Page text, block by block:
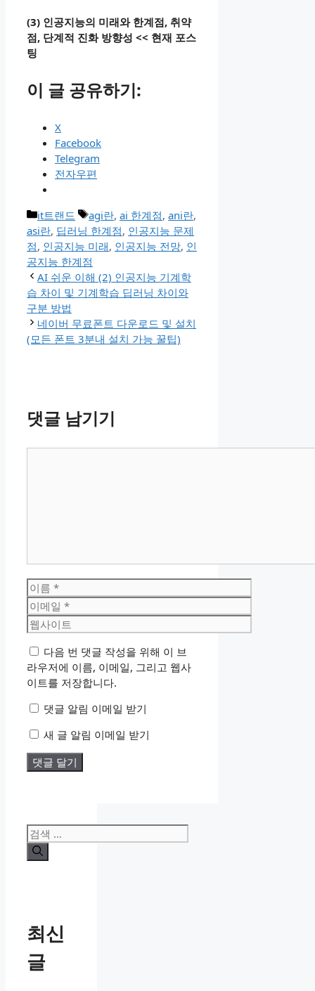
(3) 인공지능의 미래와 한계점, 취약
점, 단계적 진화 방향성 << 현재 포스
팅
이 글 공유하기:
X
Facebook
Telegram
전자우편
카
테
고
리
it트랜드
태
그
agi란, ai 한계점, ani란,
asi란, 딥러닝 한계점, 인공지능 문제
점, 인공지능 미래, 인공지능 전망, 인
공지능 한계점
AI 쉬운 이해 (2) 인공지능 기계학
습 차이 및 기계학습 딥러닝 차이와
구분 방법
네이버 무료폰트 다운로드 및 설치
(모든 폰트 3분내 설치 가능 꿀팁)
댓글 남기기
이
름
이
메
일
웹
사
이
트
다음 번 댓글 작성을 위해 이 브
라우저에 이름, 이메일, 그리고 웹사
이트를 저장합니다.
댓글 알림 이메일 받기
새 글 알림 이메일 받기
검
색:
최신
글